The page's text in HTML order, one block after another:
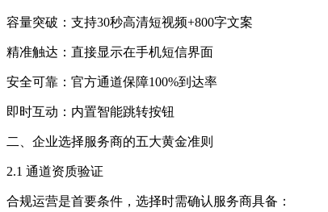
容量突破：支持30秒高清短视频+800字文案
精准触达：直接显示在手机短信界面
安全可靠：官方通道保障100%到达率
即时互动：内置智能跳转按钮
二、企业选择服务商的五大黄金准则
2.1 通道资质验证
合规运营是首要条件，选择时需确认服务商具备：